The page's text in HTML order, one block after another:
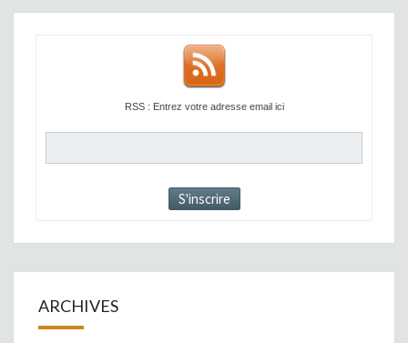
RSS : Entrez votre adresse email ici
ARCHIVES